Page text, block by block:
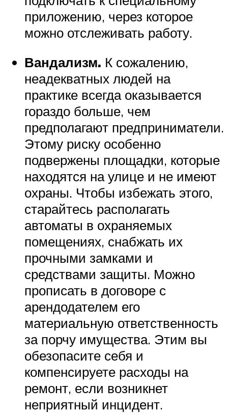
приложению, через которое
можно отслеживать работу.
Вандализм. К сожалению,
неадекватных людей на
практике всегда оказывается
гораздо больше, чем
предполагают предприниматели.
Этому риску особенно
подвержены площадки, которые
находятся на улице и не имеют
охраны. Чтобы избежать этого,
старайтесь располагать
автоматы в охраняемых
помещениях, снабжать их
прочными замками и
средствами защиты. Можно
прописать в договоре с
арендодателем его
материальную ответственность
за порчу имущества. Этим вы
обезопасите себя и
компенсируете расходы на
ремонт, если возникнет
неприятный инцидент.